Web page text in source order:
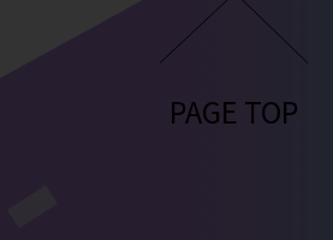
PAGE TOP